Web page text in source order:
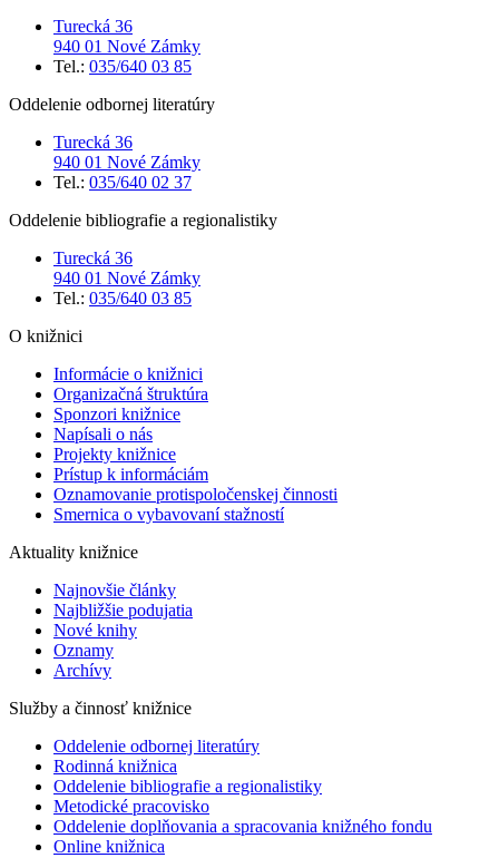
Turecká 36
940 01 Nové Zámky
Tel.: 035/640 03 85
Oddelenie odbornej literatúry
Turecká 36
940 01 Nové Zámky
Tel.: 035/640 02 37
Oddelenie bibliografie a regionalistiky
Turecká 36
940 01 Nové Zámky
Tel.: 035/640 03 85
O knižnici
Informácie o knižnici
Organizačná štruktúra
Sponzori knižnice
Napísali o nás
Projekty knižnice
Prístup k informáciám
Oznamovanie protispoločenskej činnosti
Smernica o vybavovaní stažností
Aktuality knižnice
Najnovšie články
Najbližšie podujatia
Nové knihy
Oznamy
Archívy
Služby a činnosť knižnice
Oddelenie odbornej literatúry
Rodinná knižnica
Oddelenie bibliografie a regionalistiky
Metodické pracovisko
Oddelenie doplňovania a spracovania knižného fondu
Online knižnica